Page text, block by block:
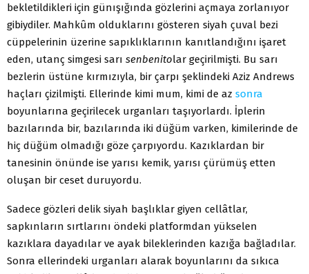
bekletildikleri için günışığında gözlerini açmaya zorlanıyor
gibiydiler. Mahkûm olduklarını gösteren siyah çuval bezi
cüppelerinin üzerine sapıklıklarının kanıtlandığını işaret
eden, utanç simgesi sarı senbenitolar geçirilmişti. Bu sarı
bezlerin üstüne kırmızıyla, bir çarpı şeklindeki Aziz Andrews
haçları çizilmişti. Ellerinde kimi mum, kimi de az sonra
boyunlarına geçirilecek urganları taşıyorlardı. İplerin
bazılarında bir, bazılarında iki düğüm varken, kimilerinde de
hiç düğüm olmadığı göze çarpıyordu. Kazıklardan bir
tanesinin önünde ise yarısı kemik, yarısı çürümüş etten
oluşan bir ceset duruyordu.
Sadece gözleri delik siyah başlıklar giyen cellâtlar,
sapkınların sırtlarını öndeki platformdan yükselen
kazıklara dayadılar ve ayak bileklerinden kazığa bağladılar.
Sonra ellerindeki urganları alarak boyunlarını da sıkıca